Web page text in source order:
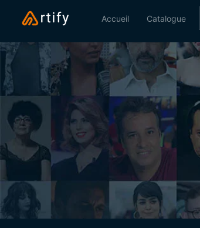
Accueil Catalogue